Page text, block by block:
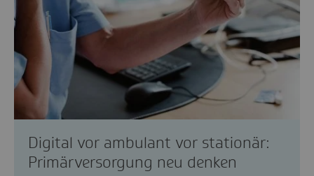
Digital vor ambulant vor stationär:
Primärversorgung neu denken